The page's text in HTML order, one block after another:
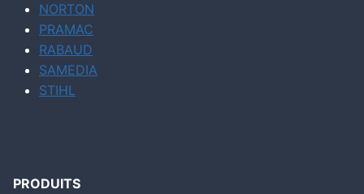
NORTON
PRAMAC
RABAUD
SAMEDIA
STIHL
PRODUITS